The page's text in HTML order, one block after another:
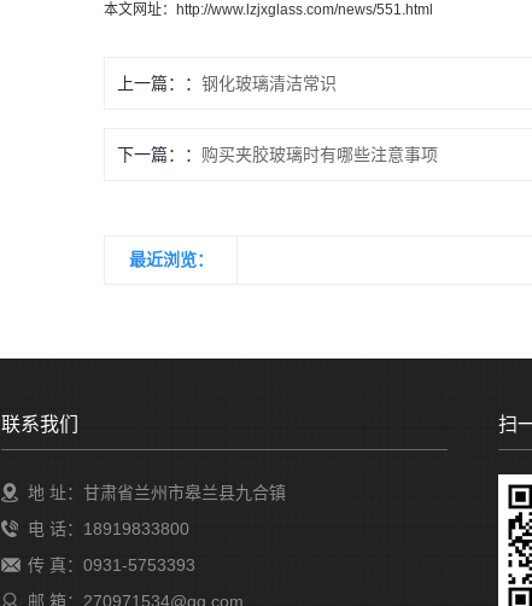
本文网址： http://www.lzjxglass.com/news/551.html
上一篇： 钢化玻璃清洁常识
下一篇： 购买夹胶玻璃时有哪些注意事项
最近浏览：
联系我们
地 址：甘肃省兰州市皋兰县九合镇
电 话：18919833800
传 真：0931-5753393
邮 箱：270971534@qq.com
扫